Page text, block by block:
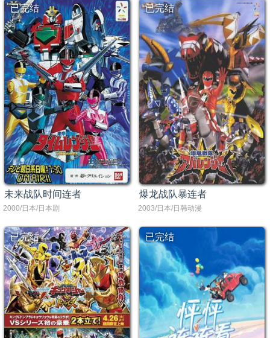
已完结
未来战队时间连者
2000/日本/日本剧
已完结
爆龙战队暴连者
2003/日本/日韩动漫
已完结 已完结